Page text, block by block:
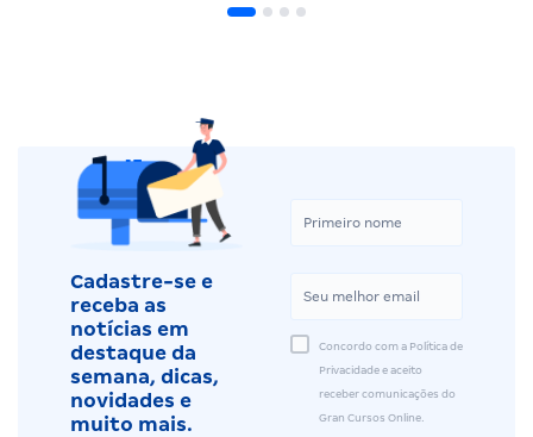
Cadastre-se e
receba as
notícias em
destaque da
semana, dicas,
novidades e
muito mais.
Concordo com a Política de
Privacidade e aceito
receber comunicações do
Gran Cursos Online.